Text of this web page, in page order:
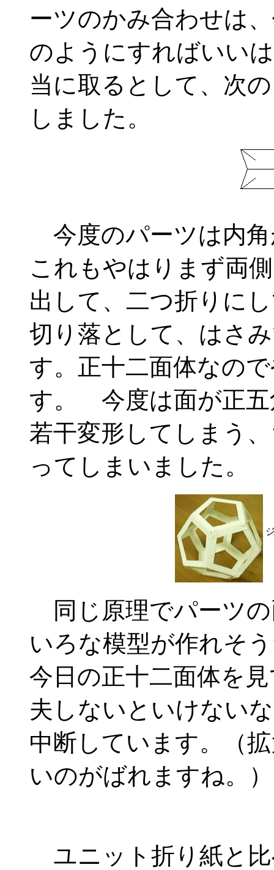
ーツのかみ合わせは
のようにすればいい
当に取るとして、次
しました。
今度のパーツは内角
これもやはりまず両
出して、二つ折りに
切り落として、はさ
す。正十二面体なの
す。 今度は面が正五
若干変形してしまう
ってしまいました。
同じ原理でパーツ
いろな模型が作れそ
今日の正十二面体を
夫しないといけない
中断しています。（
いのがばれますね。）
ユニット折り紙と